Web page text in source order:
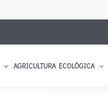
AGRICULTURA ECOLÓGICA